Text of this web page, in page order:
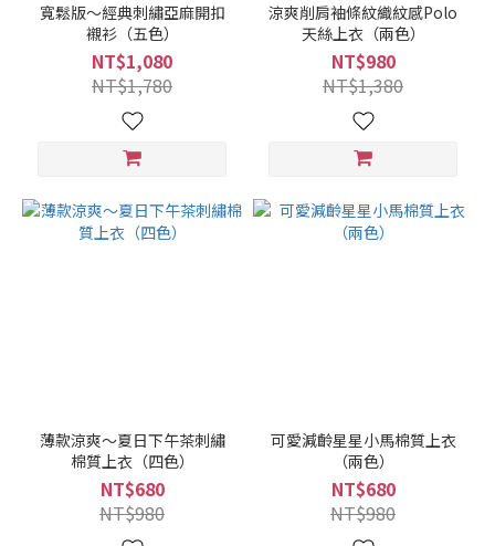
寬鬆版～經典刺繡亞麻開扣
襯衫（五色）
NT$1,080
NT$1,780
涼爽削肩袖條紋織紋感Polo
天絲上衣（兩色）
NT$980
NT$1,380
薄款涼爽～夏日下午茶刺繡
棉質上衣（四色）
NT$680
NT$980
可愛減齡星星小馬棉質上衣
（兩色）
NT$680
NT$980